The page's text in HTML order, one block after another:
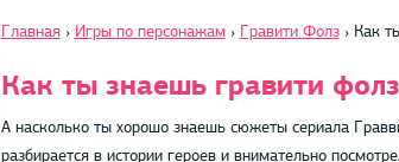
Главная › Игры по персонажам › Гравити Фолз › Как
Как ты знаешь гравити фолз
А насколько ты хорошо знаешь сюжеты сериала
разбирается в истории героев и внимательно